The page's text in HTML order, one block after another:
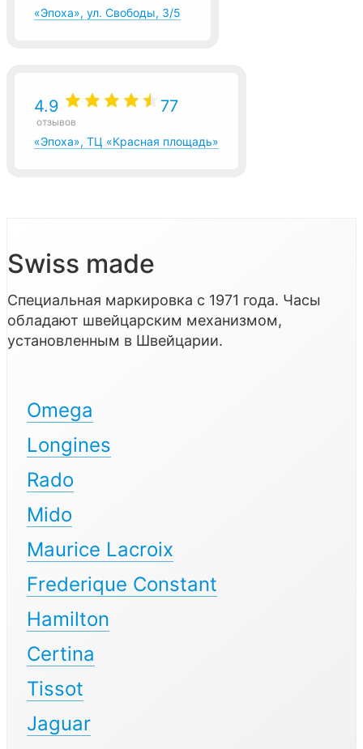
«Эпоха», ул. Свободы, 3/5
4.9 77
отзывов
«Эпоха», ТЦ «Красная площадь»
Swiss made
Специальная маркировка с 1971 года. Часы
обладают швейцарским механизмом,
установленным в Швейцарии.
Omega
Longines
Rado
Mido
Maurice Lacroix
Frederique Constant
Hamilton
Certina
Tissot
Jaguar